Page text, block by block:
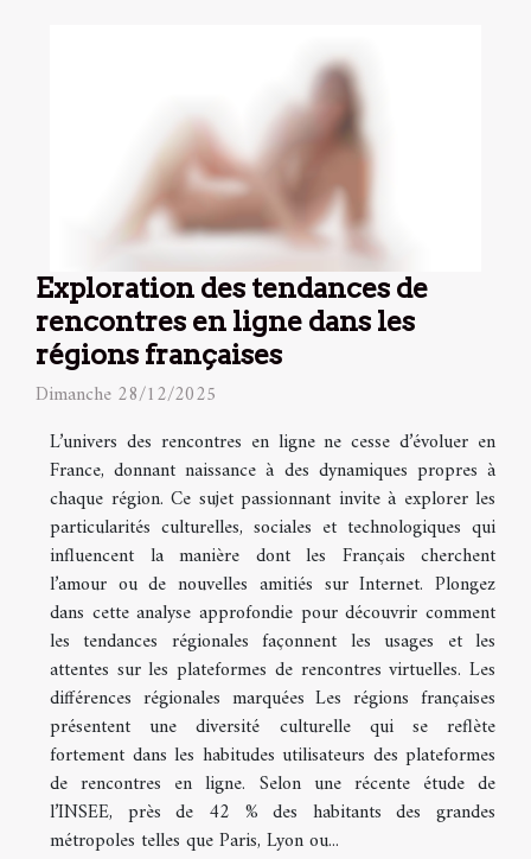
Exploration des tendances de
rencontres en ligne dans les
régions françaises
Dimanche 28/12/2025
L’univers des rencontres en ligne ne cesse d’évoluer en
France, donnant naissance à des dynamiques propres à
chaque région. Ce sujet passionnant invite à explorer les
particularités culturelles, sociales et technologiques qui
influencent la manière dont les Français cherchent
l’amour ou de nouvelles amitiés sur Internet. Plongez
dans cette analyse approfondie pour découvrir comment
les tendances régionales façonnent les usages et les
attentes sur les plateformes de rencontres virtuelles. Les
différences régionales marquées Les régions françaises
présentent une diversité culturelle qui se reflète
fortement dans les habitudes utilisateurs des plateformes
de rencontres en ligne. Selon une récente étude de
l’INSEE, près de 42 % des habitants des grandes
métropoles telles que Paris, Lyon ou...